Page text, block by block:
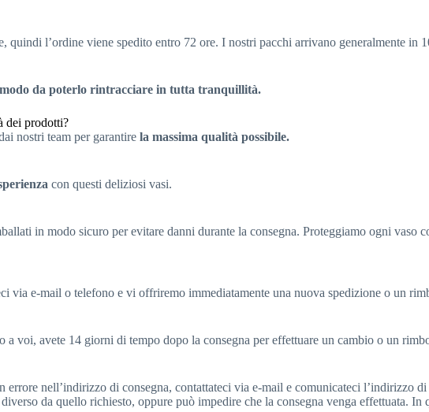
l’ordine viene spedito entro 72 ore. I nostri pacchi arrivano generalmente in
da poterlo rintracciare in tutta tranquillità.
dei prodotti?
nostri team per garantire la massima qualità possibile.
con questi deliziosi vasi.
in modo sicuro per evitare danni durante la consegna. Proteggiamo ogni vaso
via e-mail o telefono e vi offriremo immediatamente una nuova spedizione o un
voi, avete 14 giorni di tempo dopo la consegna per effettuare un cambio o un
errore nell’indirizzo di consegna, contattateci via e-mail e comunicateci l’indirizzo
da quello richiesto, oppure può impedire che la consegna venga effettuata. In